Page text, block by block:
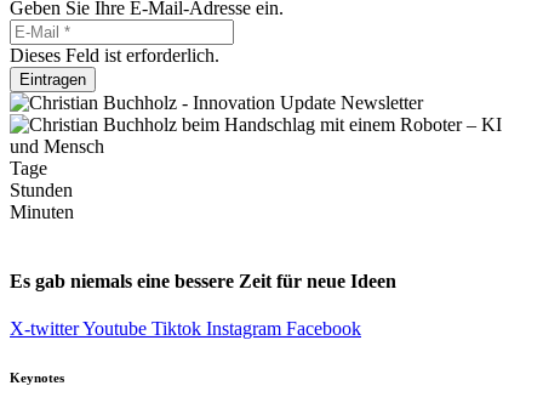
Geben Sie Ihre E-Mail-Adresse ein.
Dieses Feld ist erforderlich.
Eintragen
Tage
Stunden
Minuten
Es gab niemals eine bessere Zeit für neue Ideen
X-twitterYoutube Tiktok Instagram Facebook
Keynotes